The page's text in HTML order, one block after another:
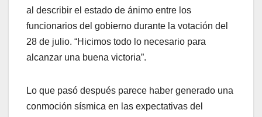
al describir el estado de ánimo entre los
funcionarios del gobierno durante la votación del
28 de julio. “Hicimos todo lo necesario para
alcanzar una buena victoria”.
Lo que pasó después parece haber generado una
conmoción sísmica en las expectativas del